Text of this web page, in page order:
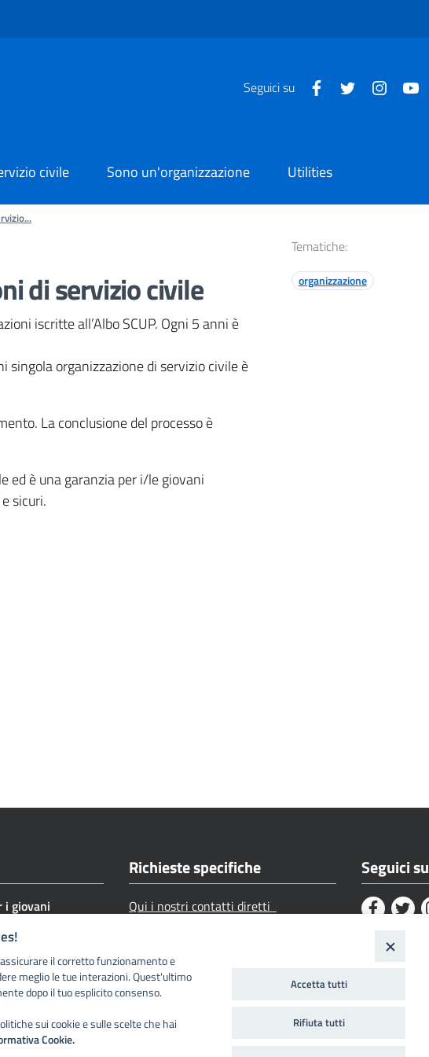
Seguici su
civile Sono un'organizzazione Utilities
di servizio civile
iscritte all’Albo SCUP. Ogni 5 anni è
singola organizzazione di servizio civile è
La conclusione del processo è
ed è una garanzia per i/le giovani
sicuri.
Tematiche:
organizzazione
i giovani
Richieste specifiche
Qui i nostri contatti diretti
Seguici su
il corretto funzionamento e
meglio le tue interazioni. Quest'ultimo
dopo il tuo esplicito consenso.
sui cookie e sulle scelte che hai
Cookie.
Accetta tutti
Rifiuta tutti